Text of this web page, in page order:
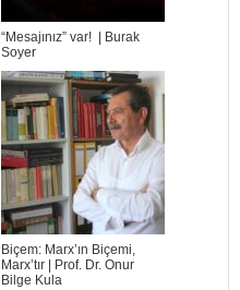
“Mesajınız” var! | Burak
Soyer
Biçem: Marx’ın Biçemi,
Marx’tır | Prof. Dr. Onur
Bilge Kula